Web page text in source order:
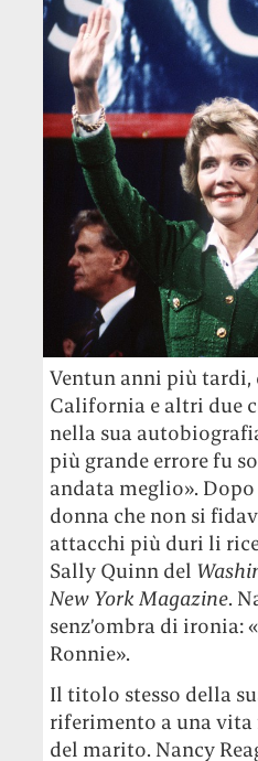
Ventun anni più
California e altri due
nella sua
più grande errore fu
andata meglio».
donna che non si
attacchi più duri li
Sally Quinn del
New York Magazine.
senz’ombra di ironia:
Ronnie».
Il titolo stesso della
riferimento a una vita
del marito. Nancy